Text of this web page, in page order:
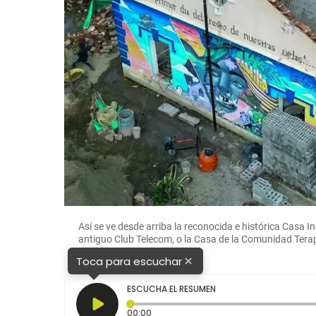
Así se ve desde arriba la reconocida e histórica Casa
antiguo Club Telecom, o la Casa de la Comunidad
Toca para escuchar×
ESCUCHA EL RESUMEN
00:00